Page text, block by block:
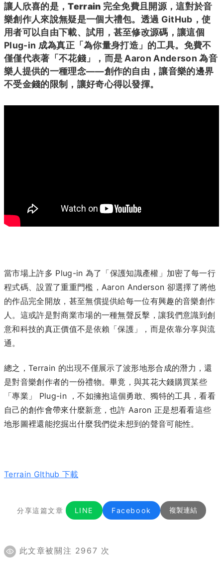
讓人欣喜的是，Terrain 完全免費且開源 ，這對於音
樂創作人來說無疑是一個大禮包。透過 GitHub，使
用者可以自由下載、試用，甚至修改源碼，讓這個
Plug-in 成為真正「為你量身打造」的工具。免費不
僅僅代表著「不花錢」，而是 Aaron Anderson 為音
樂人提供的一種理念——創作的自由，讓音樂的邊界
不受金錢的限制，讓好奇心得以發揮。
當市場上許多 Plug-in 為了「保護知識產權」加密了每一行
程式碼、設置了重重門檻，Aaron Anderson 卻選擇了將他
的作品完全開放，甚至無償提供給每一位有興趣的音樂創作
人。這或許是對商業市場的一種無聲反擊，讓我們意識到創
意和科技的真正價值不是依賴「保護」，而是依靠分享與流
通。
總之，Terrain 的出現不僅展示了波形地形合成的潛力，還
是對音樂創作者的一份禮物。畢竟，與其花大錢購買某些
「專業」 Plug-in ，不如擁抱這個勇敢、獨特的工具，看看
自己的創作會帶來什麼新意，也許 Aaron 正是想看看這些
地形圖裡還能挖掘出什麼我們從未想到的聲音可能性。
Terrain GIthub 下載
分享這篇文章 LINE Facebook 複製連結
此文章被關注 2967 次